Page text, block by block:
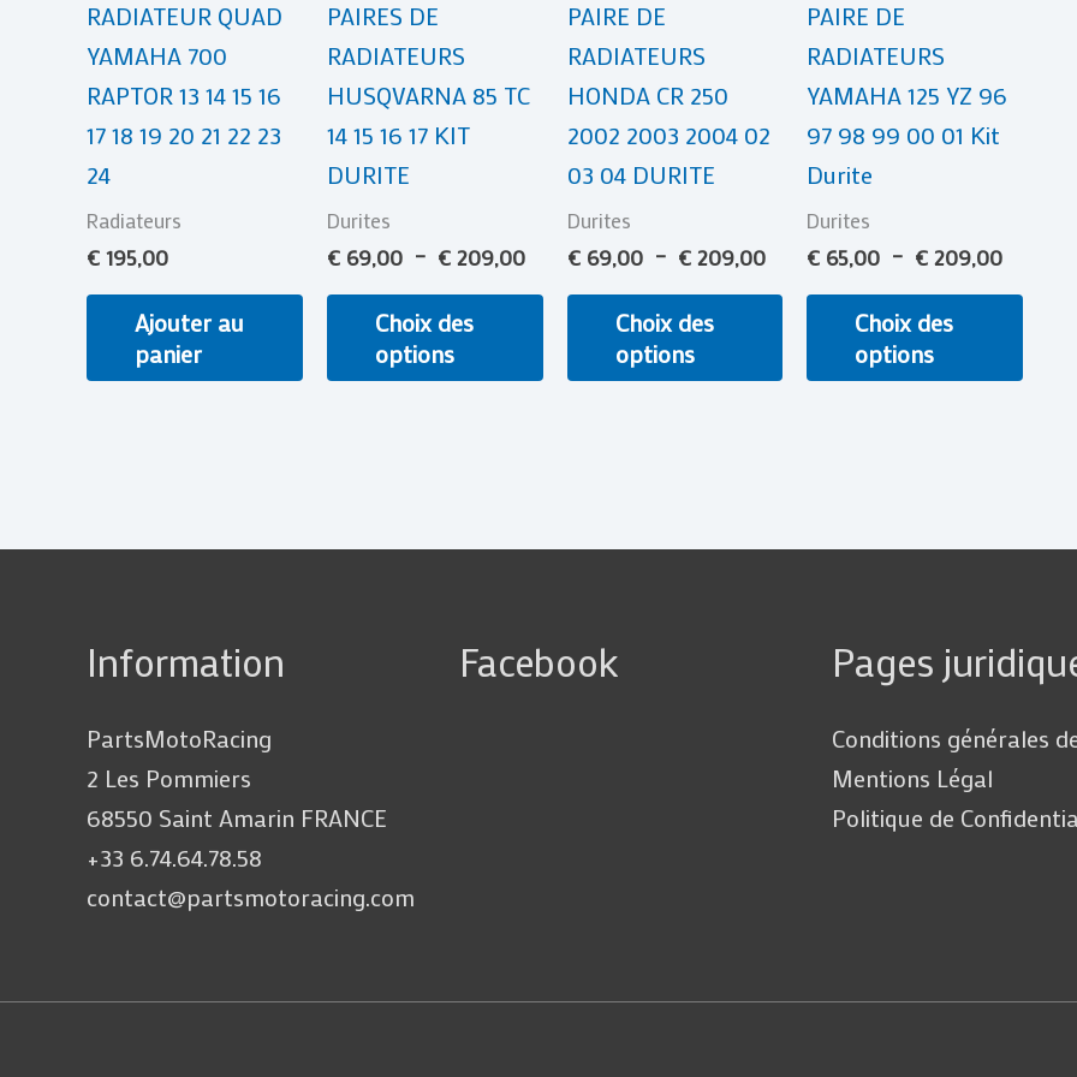
RADIATEUR QUAD
YAMAHA 700
RAPTOR 13 14 15 16
17 18 19 20 21 22 23
24
Radiateurs
€ 195,00
Ajouter au
panier
PAIRES DE
RADIATEURS
HUSQVARNA 85 TC
14 15 16 17 KIT
DURITE
Durites
€69,00 – €209,00
Choix des
options
options
peuvent
être
choisies
sur
page
du
produit
PAIRE DE
RADIATEURS
HONDA CR 250
2002 2003 2004 02
03 04 DURITE
Durites
€69,00 – €209,00
Choix des
options
options
peuvent
être
choisies
sur
page
du
produit
PAIRE DE
RADIATEURS
YAMAHA 125 YZ 96
97 98 99 00 01 Kit
Durite
Durites
€ 65,00 – € 209,00
Choix des
options
du
Information
PartsMotoRacing
2 Les Pommiers
68550 Saint Amarin FRANCE
+33 6.74.64.78.58
contact@partsmotoracing.com
Facebook Pages
Conditions générales
Mentions Légal
Politique de